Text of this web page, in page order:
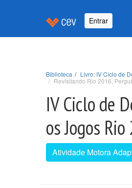
Entrar
Biblioteca
Livro: IV Ciclo de
Revisitando Rio 2016,
IV Ciclo de
os Jogos
Atividade Motora